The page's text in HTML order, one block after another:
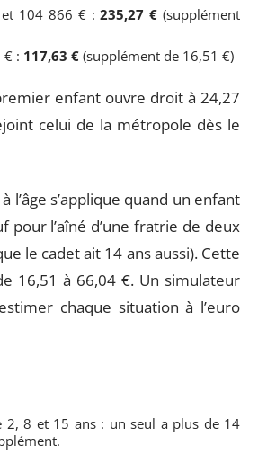
et 104 866 € :235,27 € (supplément
€ : 117,63 € (supplément de 16,51 €)
enfant ouvre droit à 24,27
celui de la métropole dès le
l’âge s’applique quand un enfant
pour l’aîné d’une fratrie de deux
le cadet ait 14 ans aussi). Cette
16,51 à 66,04 €. Un simulateur
chaque situation à l’euro
2, 8 et 15 ans : un seul a plus de 14